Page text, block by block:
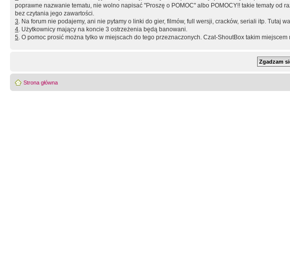
poprawne nazwanie tematu, nie wolno napisać "Proszę o POMOC" albo POMOCY!! takie tematy
bez czytania jego zawartości.
3. Na forum nie podajemy, ani nie pytamy o linki do gier, filmów, full wersji, cracków, seriali itp. Tutaj
4. Użytkownicy mający na koncie 3 ostrzeżenia będą banowani.
5. O pomoc prosić można tylko w miejscach do tego przeznaczonych. Czat-ShoutBox takim miejscem
Strona główna